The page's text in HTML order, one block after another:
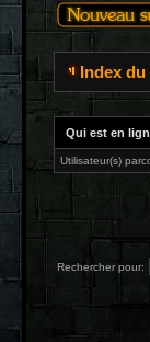
Index
Qui est en
Utilisateur(s)
Rechercher pour: